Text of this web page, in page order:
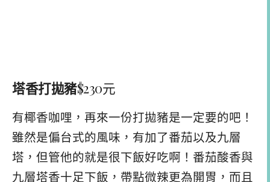
塔香打拋豬$230元
有椰香咖哩，再來一份打拋豬是一定要的吧！
雖然是偏台式的風味，有加了番茄以及九層
塔，但管他的就是很下飯好吃啊！番茄酸香與
九層塔香十足下飯，帶點微辣更為開胃，而且